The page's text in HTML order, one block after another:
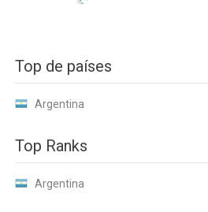
Top de países
Argentina
Top Ranks
Argentina